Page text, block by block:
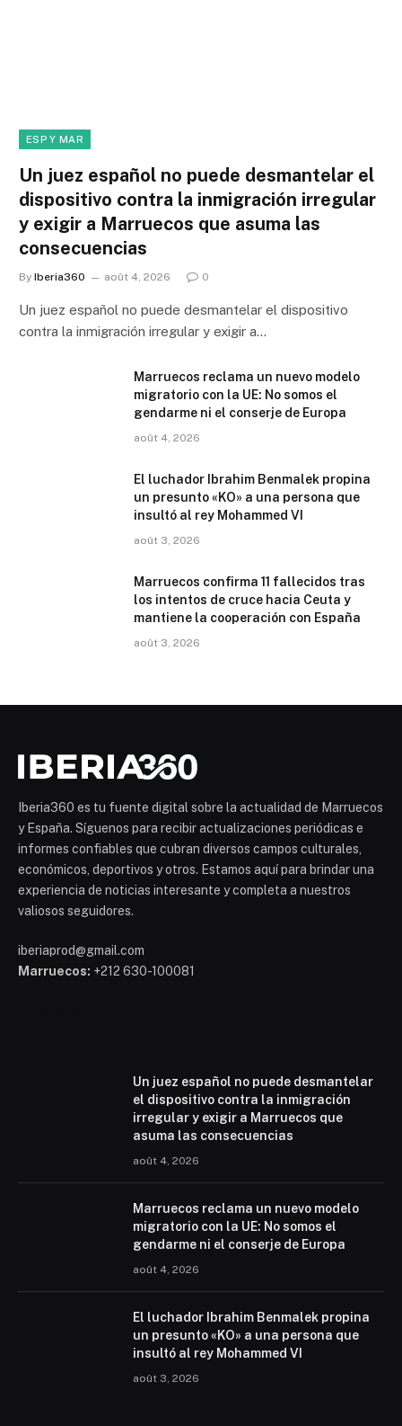
ESP Y MAR
Un juez español no puede desmantelar el
dispositivo contra la inmigración irregular
y exigir a Marruecos que asuma las
consecuencias
By Iberia360 août 4, 2026 0
Un juez español no puede desmantelar el dispositivo
contra la inmigración irregular y exigir a…
Marruecos reclama un nuevo modelo
migratorio con la UE: No somos el
gendarme ni el conserje de Europa
août 4, 2026
El luchador Ibrahim Benmalek propina
un presunto «KO» a una persona que
insultó al rey Mohammed VI
août 3, 2026
Marruecos confirma 11 fallecidos tras
los intentos de cruce hacia Ceuta y
mantiene la cooperación con España
août 3, 2026
Iberia360 es tu fuente digital sobre la actualidad de Marruecos
y España. Síguenos para recibir actualizaciones periódicas e
informes confiables que cubran diversos campos culturales,
económicos, deportivos y otros. Estamos aquí para brindar una
experiencia de noticias interesante y completa a nuestros
valiosos seguidores.
iberiaprod@gmail.com
Marruecos: +212 630-100081
Un juez español no puede desmantelar
el dispositivo contra la inmigración
irregular y exigir a Marruecos que
asuma las consecuencias
août 4, 2026
Marruecos reclama un nuevo modelo
migratorio con la UE: No somos el
gendarme ni el conserje de Europa
août 4, 2026
El luchador Ibrahim Benmalek propina
un presunto «KO» a una persona que
insultó al rey Mohammed VI
août 3, 2026